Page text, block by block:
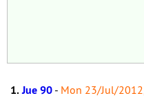
1.Jue 90 - Mon 23/Jul/